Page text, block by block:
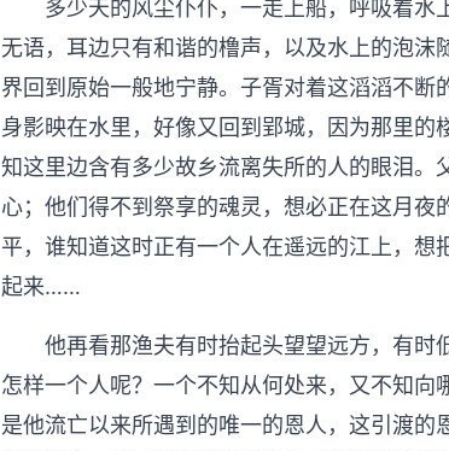
多少天的风尘仆仆，一走上船，呼吸着
无语，耳边只有和谐的橹声，以及水上的泡
界回到原始一般地宁静。子胥对着这滔滔不断
身影映在水里，好像又回到郢城，因为那里
知这里边含有多少故乡流离失所的人的眼泪
心；他们得不到祭享的魂灵，想必正在这月
平，谁知道这时正有一个人在遥远的江上，
起来……
他再看那渔夫有时抬起头望望远方，有时
怎样一个人呢？一个不知从何处来，又不知
是他流亡以来所遇到的唯一的恩人，这引渡